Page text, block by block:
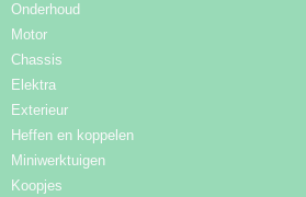
Onderhoud
Motor
Chassis
Elektra
Exterieur
Heffen en koppelen
Miniwerktuigen
Koopjes